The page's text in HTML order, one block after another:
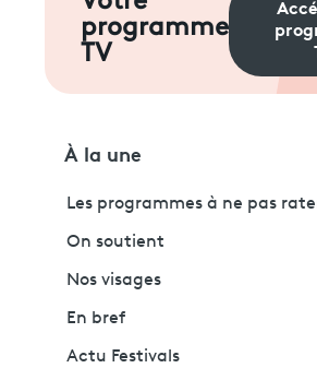
programme
TV
À la une
Les programmes à ne pas
On soutient
Nos visages
En bref
Actu Festivals